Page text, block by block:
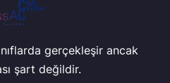
gerçekleşir ancak
şart değildir.